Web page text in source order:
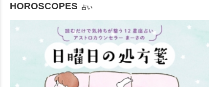
HOROSCOPES 占い